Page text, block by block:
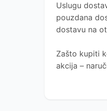
Uslugu
pouzdana
dostavu na
Zašto kupiti
akcija –